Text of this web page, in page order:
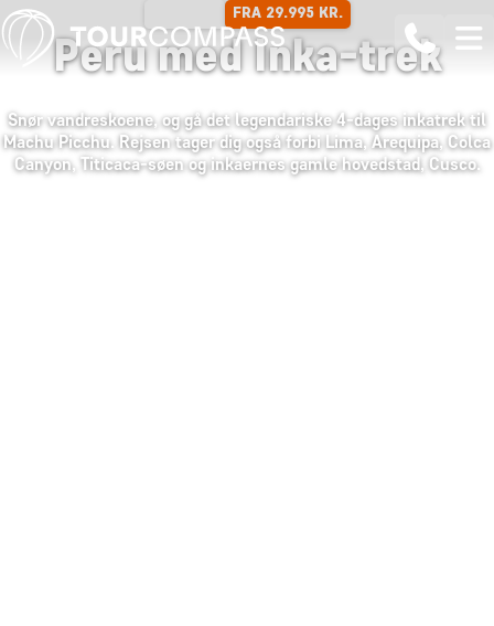
FRA 29.995 KR.
Peru med Inka-trek
Snør vandreskoene, og gå det legendariske 4-dages inkatrek til
Machu Picchu. Rejsen tager dig også forbi Lima, Arequipa, Colca
Canyon, Titicaca-søen og inkaernes gamle hovedstad, Cusco.